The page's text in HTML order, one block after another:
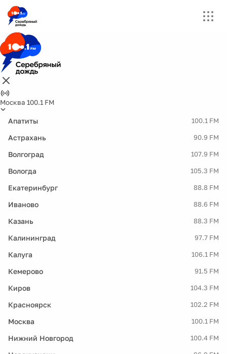
Москва 100.1 FM
Апатиты 100.1 FM
Астрахань 90.9 FM
Волгоград 107.9 FM
Вологда 105.3 FM
Екатеринбург 88.8 FM
Иваново 88.6 FM
Казань 88.3 FM
Калининград 97.7 FM
Калуга 106.1 FM
Кемерово 91.5 FM
Киров 104.3 FM
Красноярск 102.2 FM
Москва 100.1 FM
Нижний Новгород 100.4 FM